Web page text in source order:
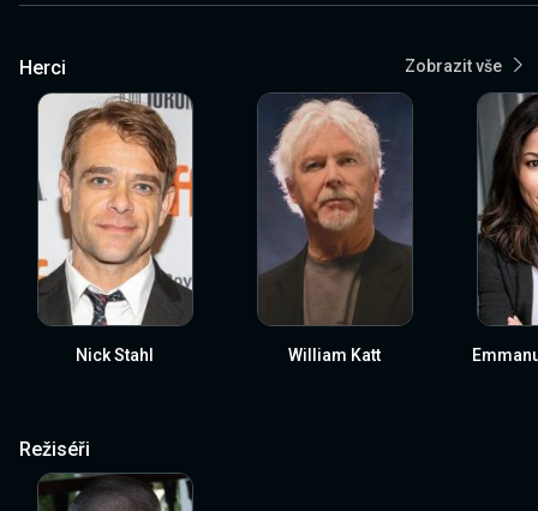
Herci Zobrazit vše
Nick Stahl William Katt
Režiséři